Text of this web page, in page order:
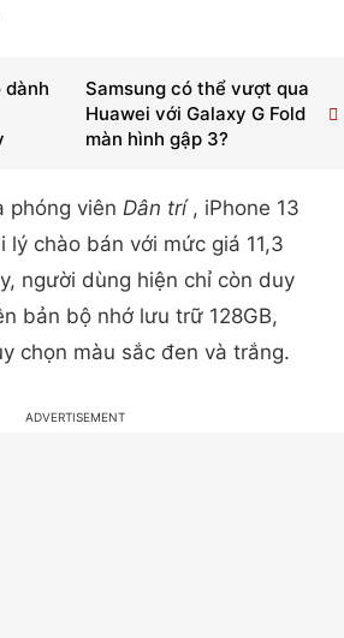
Samsung có thể vượt qua
Huawei với Galaxy G Fold
màn hình gập 3?
dành
phóng viên Dân trí , iPhone 13
lý chào bán với mức giá 11,3
người dùng hiện chỉ còn duy
bản bộ nhớ lưu trữ 128GB,
chọn màu sắc đen và trắng.